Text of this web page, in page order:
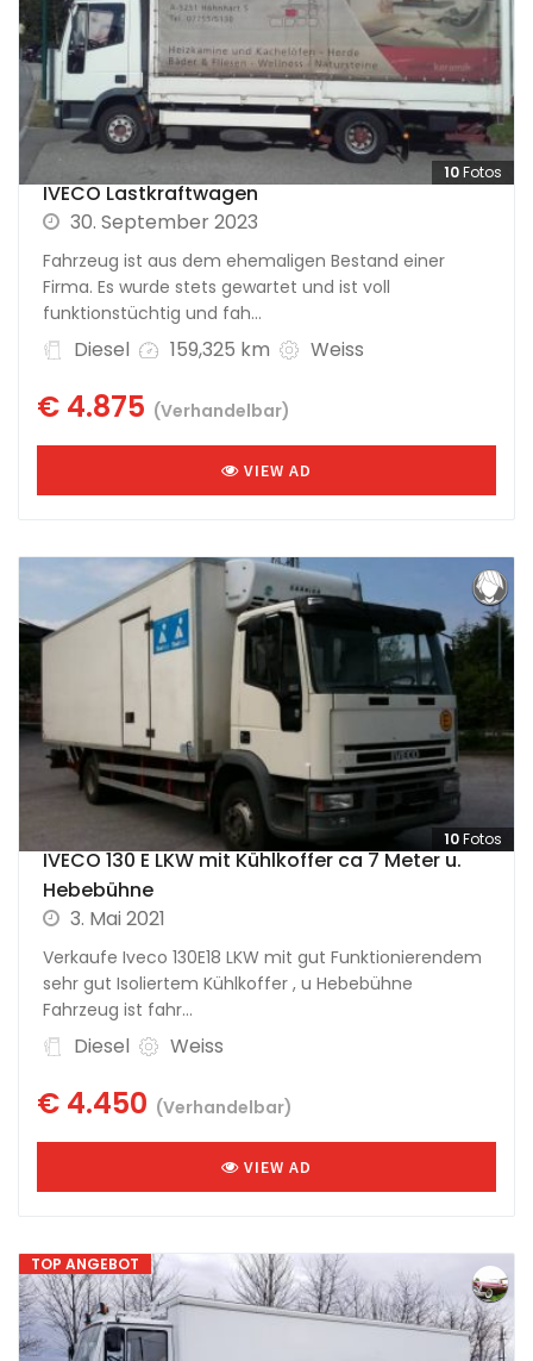
10Fotos
IVECO Lastkraftwagen
30. September 2023
Fahrzeug ist aus dem ehemaligen Bestand einer
Firma. Es wurde stets gewartet und ist voll
funktionstüchtig und fah...
Diesel 159,325 km Weiss
€ 4.875 (Verhandelbar)
VIEW AD
10Fotos
IVECO 130 E LKW mit Kühlkoffer ca 7 Meter u.
Hebebühne
3. Mai 2021
Verkaufe Iveco 130E18 LKW mit gut Funktionierendem
sehr gut Isoliertem Kühlkoffer , u Hebebühne
Fahrzeug ist fahr...
Diesel Weiss
€ 4.450 (Verhandelbar)
VIEW AD
TOP ANGEBOT